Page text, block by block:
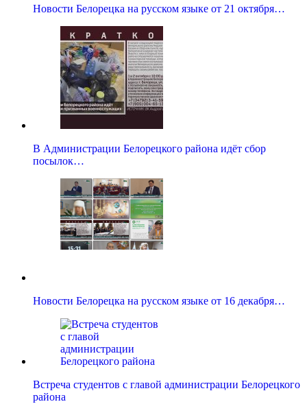
Новости Белорецка на русском языке от 21 октября…
В Администрации Белорецкого района идёт сбор
посылок…
Новости Белорецка на русском языке от 16 декабря…
Встреча студентов с главой администрации Белорецкого
района